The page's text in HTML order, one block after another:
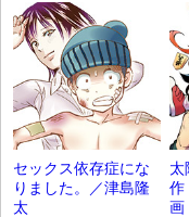
セックス依存症にな
りました。／津島隆
太
太
作
画